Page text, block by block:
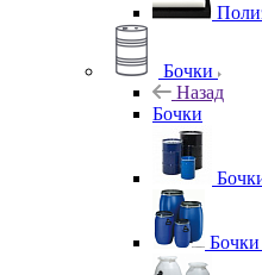
Бочки
Назад
Бочки